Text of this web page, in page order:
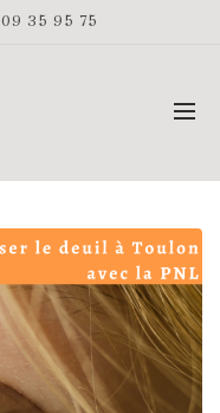
35 95 75